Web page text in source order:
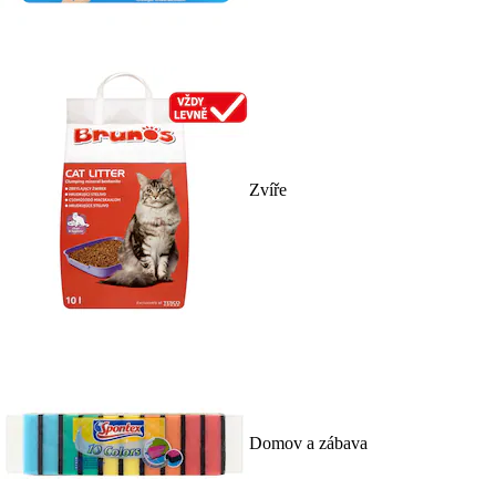
Zvíře
Domov a zábava